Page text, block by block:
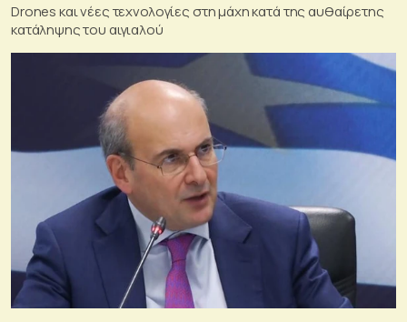
Drones και νέες τεχνολογίες στη μάχη κατά της αυθαίρετης
κατάληψης του αιγιαλού